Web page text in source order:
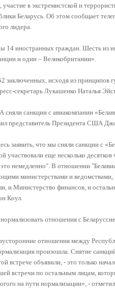
в экстремистской и
Беларусь. Об этом сообщает
лидера.
14 иностранных граждан. Шесть из
и один – Великобритании».
заключенных, исходя из принципов
секретарь Лукашенко Наталья
санкции с авиакомпании
представитель Президента США
заявить, что мы сняли санкции с
участвовали еще несколько
немедленно". В отношении
министерствами и
и Министерство финансов, и
Коул.
отношения с
отношения между
произошла. Снятие
встрече объявили, - это только
встречи по остальным лицам,
на пути нормализации», -